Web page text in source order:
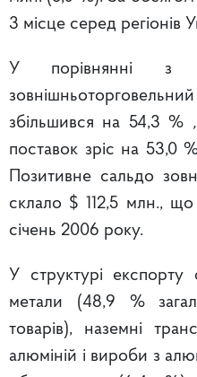
3 місце серед регіонів
У порівнянні з
збільшився на 54,3% ,
поставок зріс на 53,0
Позитивне сальдо
склало $ 112,5 млн.,
січень 2006 року.
У структурі експорту
метали (48,9 %
товарів), наземні
алюміній і вироби з